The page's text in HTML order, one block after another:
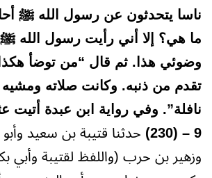
ناسا يتحدثون عن رسول الله ﷺ
ما هي؟ إلا أني رأيت رسول الله
وضوئي هذا. ثم قال “من توضأ
تقدم من ذنبه. وكانت صلاته
نافلة”. وفي رواية ابن عبدة أتيت
9 – (230)
حدثنا قتيبة بن سعيد
وزهير بن حرب (واللفظ لقتيبة وأبي